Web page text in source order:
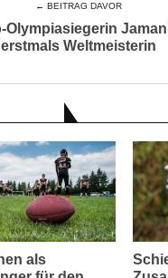
← BEITRAG DAVOR
Olympiasiegerin
erstmals Weltmeisterin
als